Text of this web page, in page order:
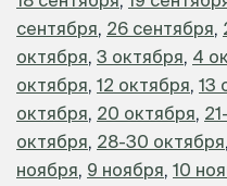
сентября, 26 сентября,
октября, 3 октября, 4
октября, 12 октября, 13
октября, 20 октября,
октября, 28-30 октября,
ноября, 9 ноября, 10